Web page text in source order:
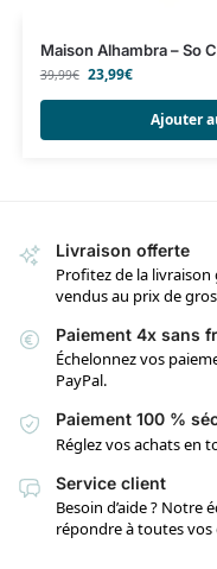
Maison Alhambra – So
39,99€ 23,99€
Ajouter
Livraison offerte
Profitez de la livraison
vendus au prix de
Paiement 4x sans
Échelonnez vos
PayPal.
Paiement 100 %
Réglez vos achats en
Service client
Besoin d’aide ? Notre
répondre à toutes vos